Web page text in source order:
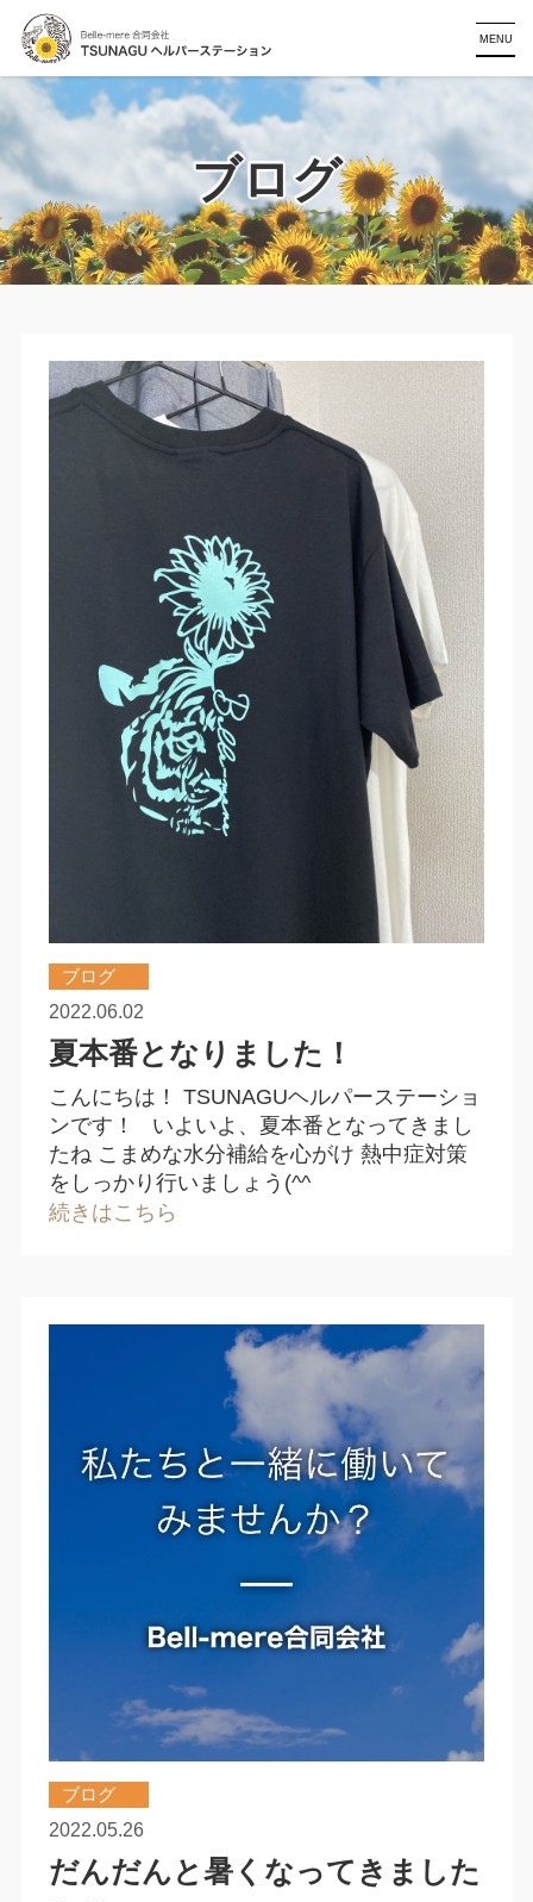
MENU
ブログ
ブログ
2022.06.02
夏本番となりました！
こんにちは！ TSUNAGUヘルパーステーショ
ンです！ いよいよ、夏本番となってきまし
たね こまめな水分補給を心がけ 熱中症対策
をしっかり行いましょう(^^
続きはこちら
ブログ
2022.05.26
だんだんと暑くなってきました